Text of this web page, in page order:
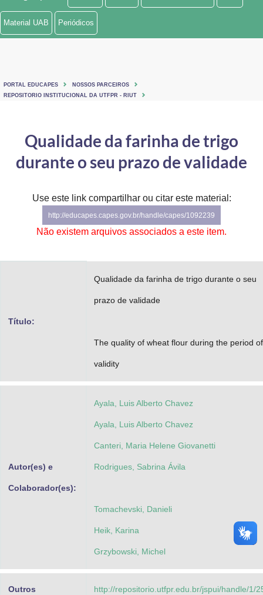
Ministério de Minas e Energia
Ministério do Turismo
Controladoria-Geral da União
Ministério da Mulher, da Família e dos Direitos Humanos
Secretaria-Geral
Planalto
Material UAB Periódicos
PORTAL EDUCAPES
NOSSOS PARCEIROS
REPOSITORIO INSTITUCIONAL DA UTFPR - RIUT
Qualidade da farinha de trigo
durante o seu prazo de validade
Use este link compartilhar ou citar este material:
http://educapes.capes.gov.br/handle/capes/1092239
Não existem arquivos associados a este item.
Título:
Qualidade da farinha de trigo durante o seu
prazo de validade
The quality of wheat flour during the period
validity
Autor(es) e
Colaborador(es):
Ayala, Luis Alberto Chavez
Ayala, Luis Alberto Chavez
Canteri, Maria Helene Giovanetti
Rodrigues, Sabrina Ávila
Tomachevski, Danieli
Heik, Karina
Grzybowski, Michel
Outros http://repositorio.utfpr.edu.br/jspui/handle/1/